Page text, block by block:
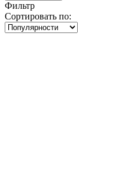
Фильтр
Сортировать по: